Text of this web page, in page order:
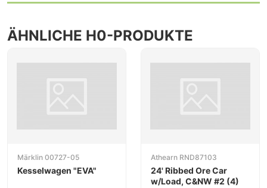
ÄHNLICHE H0-PRODUKTE
Märklin 00727-05
Kesselwagen "EVA"
Athearn RND87103
24' Ribbed Ore Car
w/Load, C&NW #2 (4)